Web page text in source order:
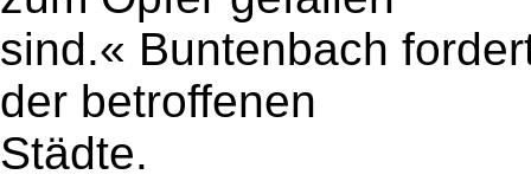
sind.« Buntenbach
der betroffenen
Städte.